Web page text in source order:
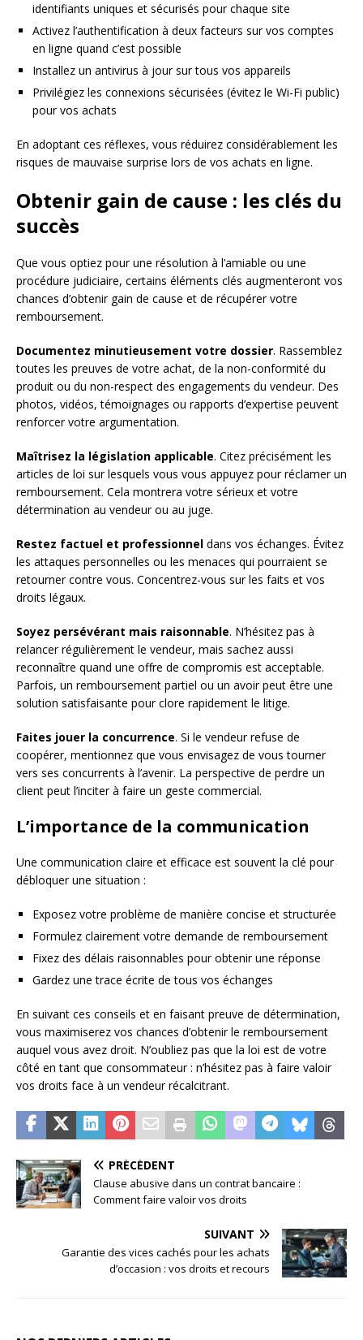
identifiants uniques et sécurisés pour chaque site
Activez l’authentification à deux facteurs sur vos comptes
en ligne quand c’est possible
Installez un antivirus à jour sur tous vos appareils
Privilégiez les connexions sécurisées (évitez le Wi-Fi public)
pour vos achats
En adoptant ces réflexes, vous réduirez considérablement les
risques de mauvaise surprise lors de vos achats en ligne.
Obtenir gain de cause : les clés du
succès
Que vous optiez pour une résolution à l’amiable ou une
procédure judiciaire, certains éléments clés augmenteront vos
chances d’obtenir gain de cause et de récupérer votre
remboursement.
Documentez minutieusement votre dossier. Rassemblez
toutes les preuves de votre achat, de la non-conformité du
produit ou du non-respect des engagements du vendeur. Des
photos, vidéos, témoignages ou rapports d’expertise peuvent
renforcer votre argumentation.
Maîtrisez la législation applicable. Citez précisément les
articles de loi sur lesquels vous vous appuyez pour réclamer un
remboursement. Cela montrera votre sérieux et votre
détermination au vendeur ou au juge.
Restez factuel et professionnel dans vos échanges. Évitez
les attaques personnelles ou les menaces qui pourraient se
retourner contre vous. Concentrez-vous sur les faits et vos
droits légaux.
Soyez persévérant mais raisonnable. N’hésitez pas à
relancer régulièrement le vendeur, mais sachez aussi
reconnaître quand une offre de compromis est acceptable.
Parfois, un remboursement partiel ou un avoir peut être une
solution satisfaisante pour clore rapidement le litige.
Faites jouer la concurrence. Si le vendeur refuse de
coopérer, mentionnez que vous envisagez de vous tourner
vers ses concurrents à l’avenir. La perspective de perdre un
client peut l’inciter à faire un geste commercial.
L’importance de la communication
Une communication claire et efficace est souvent la clé pour
débloquer une situation :
Exposez votre problème de manière concise et structurée
Formulez clairement votre demande de remboursement
Fixez des délais raisonnables pour obtenir une réponse
Gardez une trace écrite de tous vos échanges
En suivant ces conseils et en faisant preuve de détermination,
vous maximiserez vos chances d’obtenir le remboursement
auquel vous avez droit. N’oubliez pas que la loi est de votre
côté en tant que consommateur : n’hésitez pas à faire valoir
vos droits face à un vendeur récalcitrant.
PRÉCÉDENT
Clause abusive dans un contrat bancaire :
Comment faire valoir vos droits
SUIVANT
Garantie des vices cachés pour les achats
d’occasion : vos droits et recours